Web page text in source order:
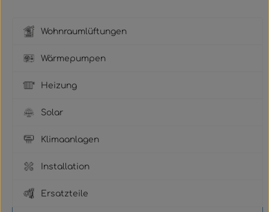
Wohnraumlüftungen
Wärmepumpen
Heizung
Solar
Klimaanlagen
Installation
Ersatzteile